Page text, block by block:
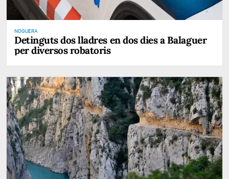
NOGUERA
Detinguts dos lladres en dos dies a Balaguer
per diversos robatoris